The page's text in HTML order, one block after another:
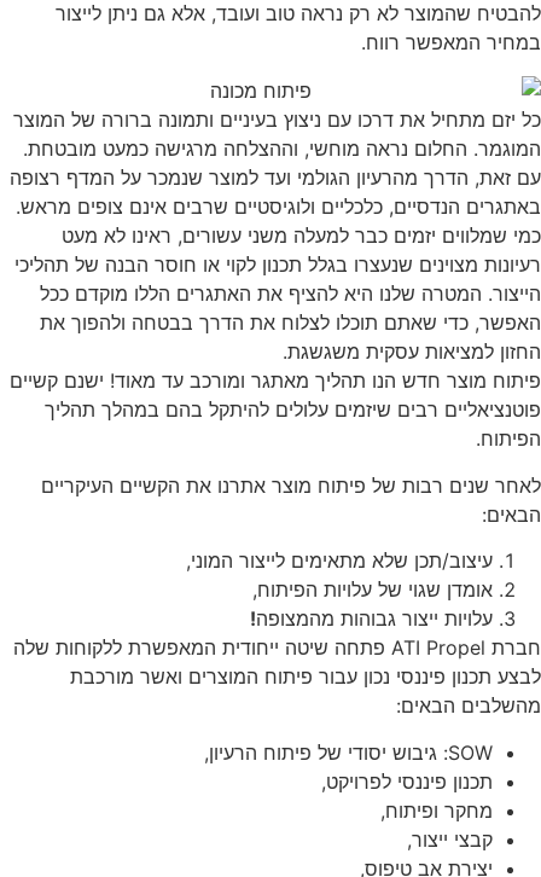
להבטיח שהמוצר לא רק נראה טוב ועובד, אלא גם ניתן לייצור
במחיר המאפשר רווח.
כל יזם מתחיל את דרכו עם ניצוץ בעיניים ותמונה ברורה של המוצר
המוגמר. החלום נראה מוחשי, וההצלחה מרגישה כמעט מובטחת.
עם זאת, הדרך מהרעיון הגולמי ועד למוצר שנמכר על המדף רצופה
באתגרים הנדסיים, כלכליים ולוגיסטיים שרבים אינם צופים מראש.
כמי שמלווים יזמים כבר למעלה משני עשורים, ראינו לא מעט
רעיונות מצוינים שנעצרו בגלל תכנון לקוי או חוסר הבנה של תהליכי
הייצור. המטרה שלנו היא להציף את האתגרים הללו מוקדם ככל
האפשר, כדי שאתם תוכלו לצלוח את הדרך בבטחה ולהפוך את
החזון למציאות עסקית משגשגת.
פיתוח מוצר חדש הנו תהליך מאתגר ומורכב עד מאוד! ישנם קשיים
פוטנציאליים רבים שיזמים עלולים להיתקל בהם במהלך תהליך
הפיתוח.
לאחר שנים רבות של פיתוח מוצר אתרנו את הקשיים העיקריים
הבאים:
עיצוב/תכן שלא מתאימים לייצור המוני,
אומדן שגוי של עלויות הפיתוח,
עלויות ייצור גבוהות מהמצופה!
חברת ATI Propel פתחה שיטה ייחודית המאפשרת ללקוחות שלה
לבצע תכנון פיננסי נכון עבור פיתוח המוצרים ואשר מורכבת
מהשלבים הבאים:
SOW: גיבוש יסודי של פיתוח הרעיון,
תכנון פיננסי לפרויקט,
מחקר ופיתוח,
קבצי ייצור,
יצירת אב טיפוס,